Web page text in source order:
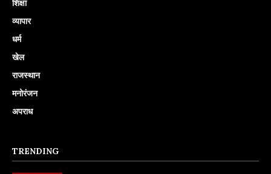
शिक्षा
व्यापार
धर्म
खेल
राजस्थान
मनोरंजन
अपराध
TRENDING